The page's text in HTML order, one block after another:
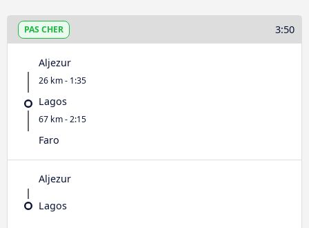
PAS CHER 3:50
Aljezur
26 km - 1:35
Lagos
67 km - 2:15
Faro
Aljezur
Lagos